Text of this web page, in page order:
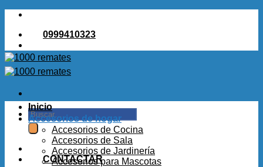
Saltar
contenido0999410323
Buscar
por:
CONTACTAR
Inicio
Accesorios de hogar
Accesorios de Cocina
Accesorios de Sala
Accesorios de Jardinería
Accesorios para Mascotas